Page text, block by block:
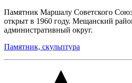
Памятник Маршалу Советского
открыт в 1960 году. Мещанский
административный округ.
Памятник, скульптура